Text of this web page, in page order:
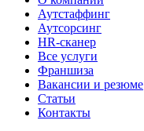
Аутстаффинг
Аутсорсинг
HR-сканер
Все услуги
Франшиза
Вакансии и резюме
Статьи
Контакты